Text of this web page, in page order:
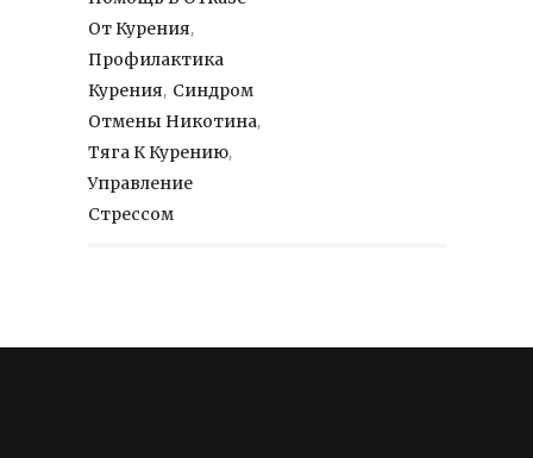
От Курения,
Профилактика
Курения, Синдром
Отмены Никотина,
Тяга К Курению,
Управление
Стрессом